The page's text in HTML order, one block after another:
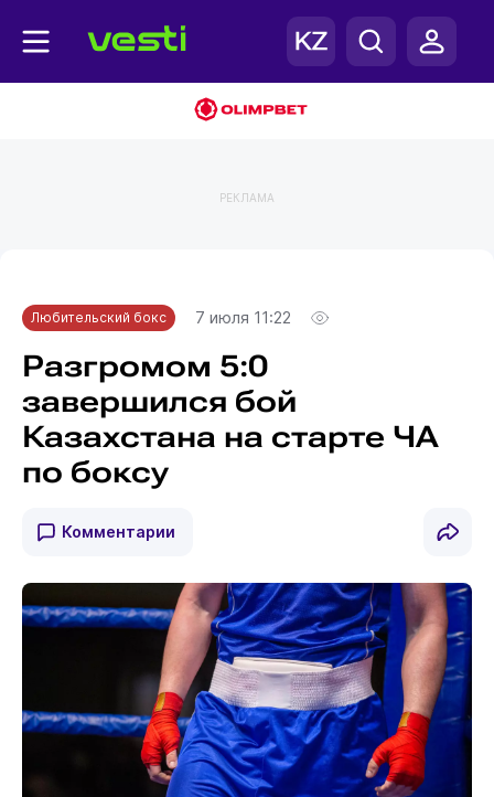
РЕКЛАМА
Любительский бокс 7 июля 11:22
Разгромом 5:0
завершился бой
Казахстана на старте ЧА
по боксу
Комментарии